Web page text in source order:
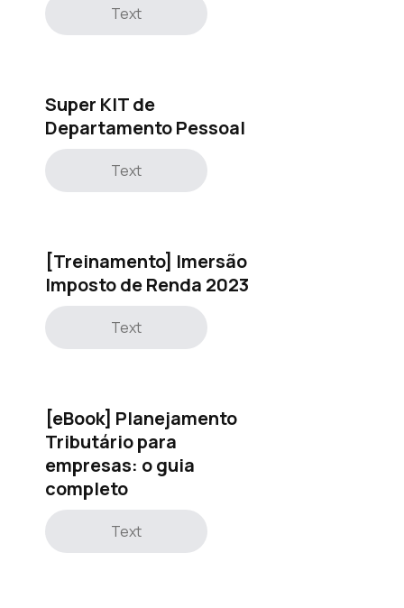
Text
Super KIT de
Departamento Pessoal
Text
[Treinamento] Imersão
Imposto de Renda 2023
Text
[eBook] Planejamento
Tributário para
empresas: o guia
completo
Text